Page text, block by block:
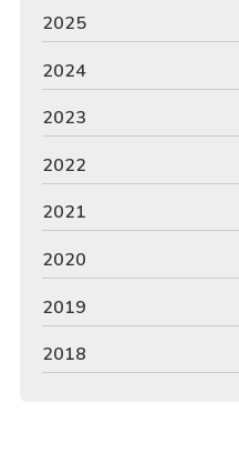
2025
2024
2023
2022
2021
2020
2019
2018